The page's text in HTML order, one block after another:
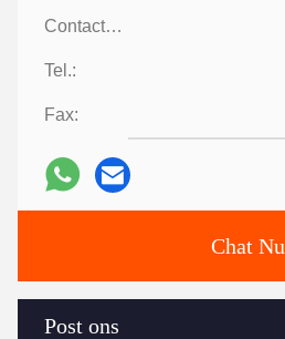
Contacten:
Tel.:
Fax:
Chat Nu
Post ons